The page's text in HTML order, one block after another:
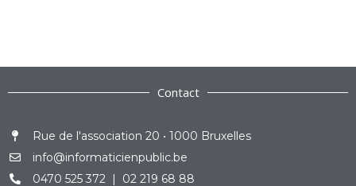
Contact
Rue de l'association 20 • 1000 Bruxelles
info@informaticienpublic.be
0470 525 372 | 02 219 68 88